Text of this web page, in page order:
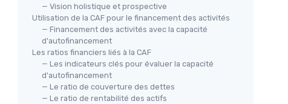
— Vision holistique et prospective
Utilisation de la CAF pour le financement des activités
— Financement des activités avec la capacité
d'autofinancement
Les ratios financiers liés à la CAF
— Les indicateurs clés pour évaluer la capacité
d'autofinancement
— Le ratio de couverture des dettes
— Le ratio de rentabilité des actifs